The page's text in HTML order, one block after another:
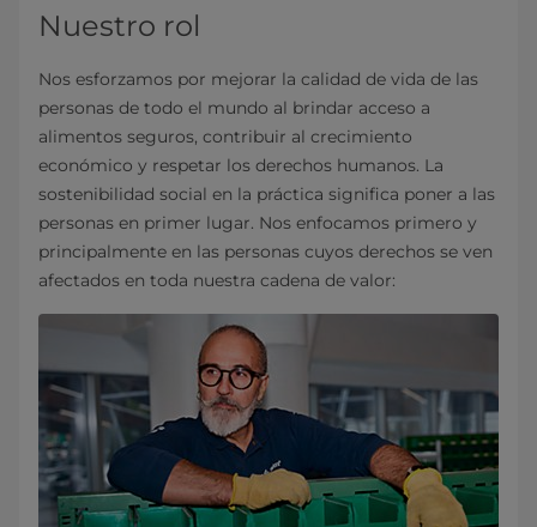
Nuestro rol
Nos esforzamos por mejorar la calidad de vida de las
personas de todo el mundo al brindar acceso a
alimentos seguros, contribuir al crecimiento
económico y respetar los derechos humanos. La
sostenibilidad social en la práctica significa poner a las
personas en primer lugar. Nos enfocamos primero y
principalmente en las personas cuyos derechos se ven
afectados en toda nuestra cadena de valor: